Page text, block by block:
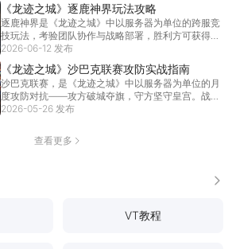
《龙迹之城》逐鹿神界玩法攻略
逐鹿神界是《龙迹之城》中以服务器为单位的跨服竞
技玩法，考验团队协作与战略部署，胜利方可获得丰
厚积分奖... [详情]
2026-06-12 发布
《龙迹之城》沙巴克联赛攻防实战指南
沙巴克联赛，是《龙迹之城》中以服务器为单位的月
度攻防对抗——攻方破城夺旗，守方坚守皇宫。战旗
Buff... [详情]
2026-05-26 发布
查看更多
更多
VT教程